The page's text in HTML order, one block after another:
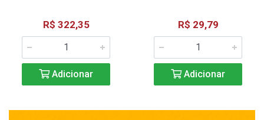
R$ 322,35
Adicionar
R$ 29,79
Adicionar